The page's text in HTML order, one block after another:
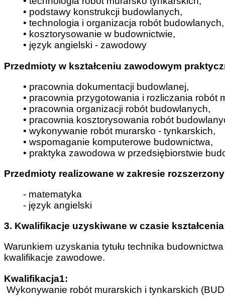
• podstawy konstrukcji budowlanych,
• technologia i organizacja robót budowlanych,
• kosztorysowanie w budownictwie,
• język angielski - zawodowy
Przedmioty w kształceniu zawodowym
• pracownia dokumentacji budowlanej,
• pracownia przygotowania i rozliczania robót
• pracownia organizacji robót budowlanych,
• pracownia kosztorysowania robót
• wykonywanie robót murarsko - tynkarskich,
• wspomaganie komputerowe budownictwa,
• praktyka zawodowa w przedsiębiorstwie
Przedmioty realizowane w zakresie
- matematyka
- język angielski
3. Kwalifikacje uzyskiwane w czasie
Warunkiem uzyskania tytułu technika
kwalifikacje zawodowe.
Kwalifikacja1:
Wykonywanie robót murarskich i tynkarskich